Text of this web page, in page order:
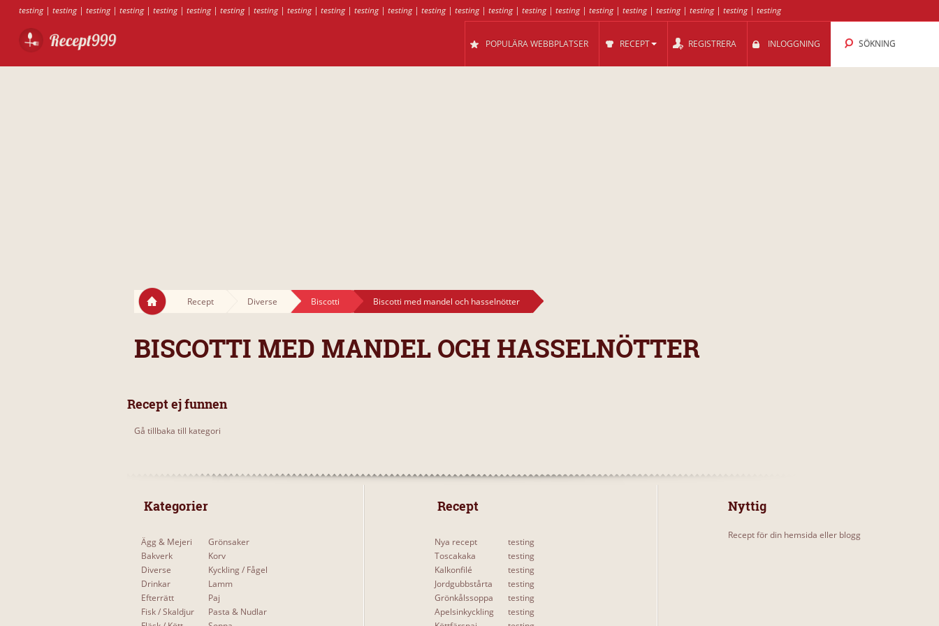
testing| testing| testing| testing| testing| testing| testing| testing| testing| testing| testing| testing| testing| testing| testing| testing| testing| testing| testing| testing| testing| testing| testing
POPULÄRA WEBBPLATSER RECEPT REGISTRERA INLOGGNING SÖKNING
Recept Diverse Biscotti Biscotti med mandel och hasselnötter
BISCOTTI MED MANDEL OCH HASSELNÖTTER
Recept ej funnen
Gå tillbaka till kategori
Kategorier
Ägg & Mejeri
Bakverk
Diverse
Drinkar
Efterrätt
Fisk / Skaldjur
Grönsaker
Korv
Kyckling / Fågel
Lamm
Paj
Pasta & Nudlar
Recept
Nya recept
Toscakaka
Kalkonfilé
Jordgubbstårta
Grönkålssoppa
Apelsinkyckling
testing
testing
testing
testing
testing
testing
Nyttig
Recept för din hemsida eller blogg